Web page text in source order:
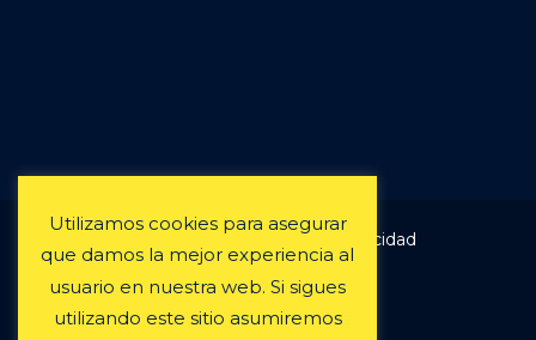
Aviso Legal & Política de Privacidad
Política de Cookies
Utilizamos cookies para asegurar
que damos la mejor experiencia al
usuario en nuestra web. Si sigues
utilizando este sitio asumiremos